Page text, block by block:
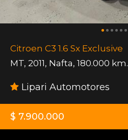
Citroen C3 1.6 Sx Exclusive
MT, 2011, Nafta, 180.000 km.
Lipari Automotores
$ 7.900.000